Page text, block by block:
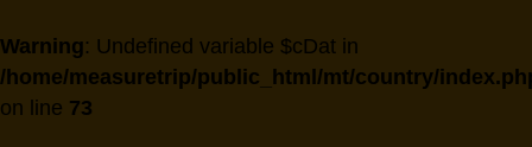
Warning: Undefined variable $cDat in
/home/measuretrip/public_html/mt/country/
on line 73